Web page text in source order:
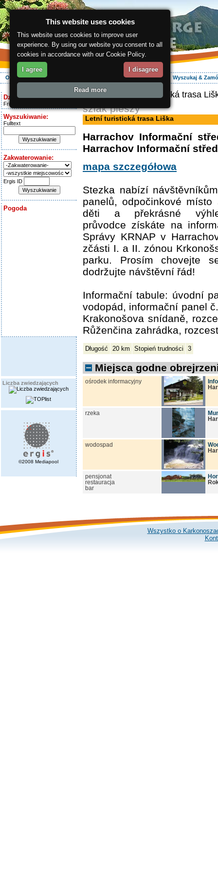
O regionie Aktywnie Zakwaterowanie Wyszukaj &
Dziś jest:
Friday 7.08.2026
Wyszukiwanie:
Fulltext
Zakwaterowanie:
Ergis ID
Pogoda
Liczba zwiedzających
©2008 Mediapool
ergis.cz > Letní turistická trasa
szlak pieszy
Letní turistická trasa Liška
Harrachov Informační
Harrachov Informační
mapa szczegółowa
Stezka nabízí
panelů, odpočinkové
děti a překrásné
průvodce získáte na
Správy KRNAP v
zčásti I. a II. zónou
parku. Prosím chovejte
dodržujte návštěvní řád!
Informační tabule: úvodní
vodopád, informační panel
Krakonošova snídaně,
Růženčina zahrádka,
Długość 20 km Stopień trudności 3
Miejsca godne
ośrodek informacyjny
rzeka
wodospad
pensjonat
restauracja
bar
Wszystko o
This website uses cookies
This website uses cookies to improve user
experience. By using our website you consent to all
cookies in accordance with our Cookie Policy.
I agree I disagree
Read more